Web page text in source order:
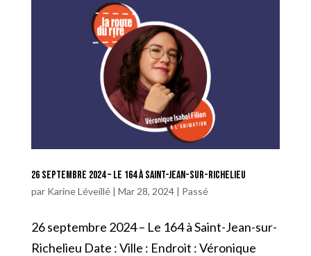
26 septembre 2024 – Le 164 à Saint-Jean-sur-Richelieu
par Karine Léveillé| Mar 28, 2024| Passé
26 septembre 2024 – Le 164 à Saint-Jean-sur-
Richelieu Date : Ville : Endroit : Véronique